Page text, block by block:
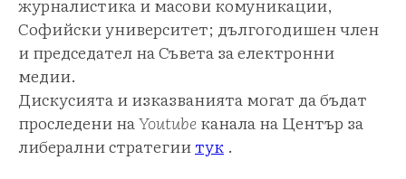
журналистика и масови комуникации,
Софийски университет; дългогодишен член
и председател на Съвета за електронни
медии.
Дискусията и изказванията могат да бъдат
проследени наYoutubeканала на Център за
либерални стратегиитук .